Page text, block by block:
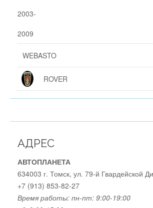
WEBASTO
ROVER
АДРЕС
АВТОПЛАНЕТА
634003 г. Томск, ул. 79-й Гвардейской
+7 (913) 853-82-27
Время работы: пн-пт: 9:00-19:00